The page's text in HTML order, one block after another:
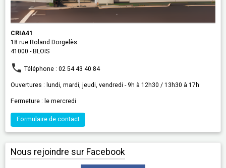
CRIA41
18 rue Roland Dorgelès
41000 - BLOIS
Téléphone : 02 54 43 40 84
Ouvertures : lundi, mardi, jeudi, vendredi - 9h à 12h30 / 13h30 à 17h
Fermeture : le mercredi
Formulaire de contact
Nous rejoindre sur Facebook